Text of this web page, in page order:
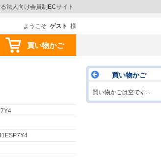
ようこそ ゲスト 様
法人向け会員制ECサイト
買い物かご
買い物かご
買い物かごは空です...